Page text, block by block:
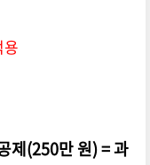
제(250만 원) = 과